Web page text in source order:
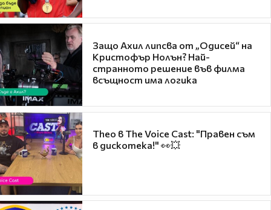
Защо Ахил липсва от „Одисей“ на
Кристофър Нолън? Най-
странното решение във филма
всъщност има логика
Theo в The Voice Cast: "Правен съм
в дискотека!" 👀💥